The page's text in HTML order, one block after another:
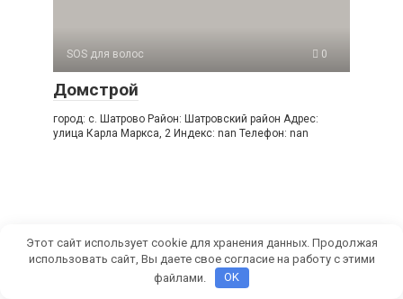
SOS для волос 0
Домстрой
город: с. Шатрово Район: Шатровский район Адрес:
улица Карла Маркса, 2 Индекс: nan Телефон: nan
© 2026 СамРуками
Этот сайт использует cookie для хранения данных. Продолжая
использовать сайт, Вы даете свое согласие на работу с этими
файлами.
OK